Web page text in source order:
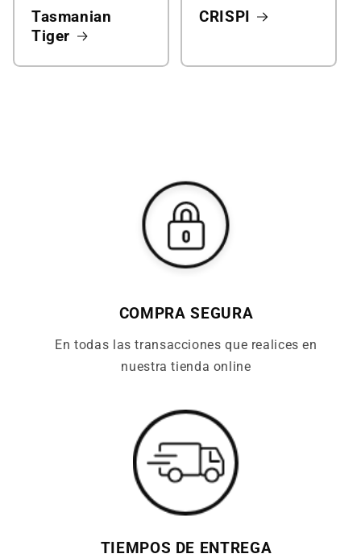
Tasmanian
Tiger
CRISPI
COMPRA SEGURA
En todas las transacciones que realices en
nuestra tienda online
TIEMPOS DE ENTREGA